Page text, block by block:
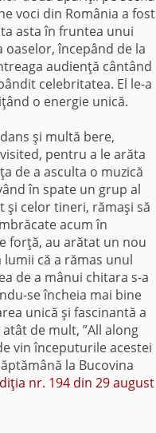
voci din România a fost
asta în fruntea unui
începând de la
audienţă cântând
celebritatea. El le-a
o energie unică.
şi multă bere,
pentru a le arăta
de a asculta o muzică
în spate un grup al
şi celor tineri, rămaşi să
acum în
forţă, au arătat un nou
că a rămas unul
de a mânui chitara s-a
se încheia mai bine
unică şi fascinantă a
de mult, ”All along
vin începuturile acestei
la Bucovina
nr. 194 din 29 august